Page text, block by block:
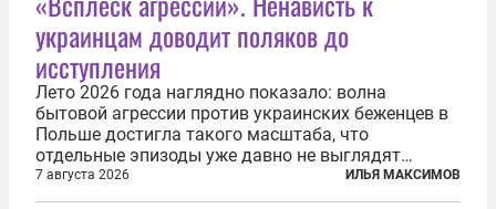
украинцам доводит поляков до
исступления
Лето 2026 года наглядно показало: волна
бытовой агрессии против украинских беженцев в
Польше достигла такого масштаба, что
отдельные эпизоды уже давно не выглядят
случайными. Поляки, судя по происходящему,
буквально теряют рассудок от ненависти к
7 августа 2026 ИЛЬЯ МАКСИМОВ